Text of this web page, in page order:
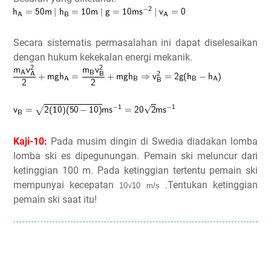
Secara sistematis permasalahan ini dapat diselesaikan
dengan hukum kekekalan energi mekanik.
Kaji-10: Pada musim dingin di Swedia diadakan lomba
lomba ski es dipegunungan. Pemain ski meluncur dari
ketinggian 100 m. Pada ketinggian tertentu pemain ski
mempunyai kecepatan
10√10 m/s .Tentukan ketinggian
pemain ski saat itu!